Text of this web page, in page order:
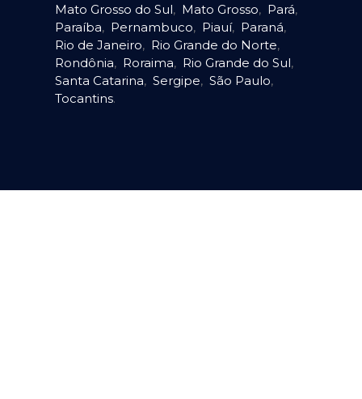
Mato Grosso do Sul, Mato Grosso, Pará,
Paraíba, Pernambuco, Piauí, Paraná,
Rio de Janeiro, Rio Grande do Norte,
Rondônia, Roraima, Rio Grande do Sul,
Santa Catarina, Sergipe, São Paulo,
Tocantins.